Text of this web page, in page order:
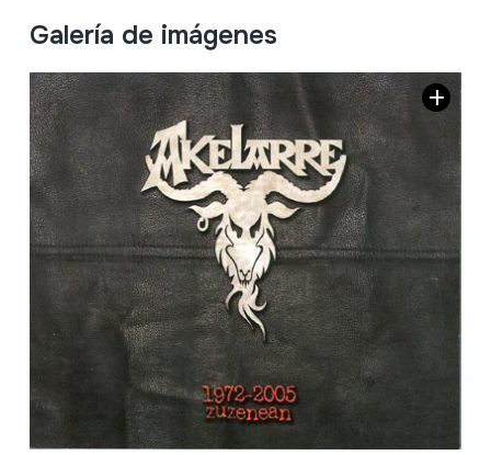
Galería de imágenes